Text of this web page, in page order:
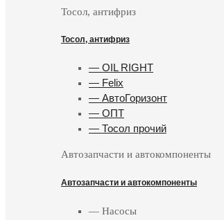
Тосол, антифриз
Тосол, антифриз
— OIL RIGHT
— Felix
— АвтоГоризонт
— ОПТ
— Тосол прочий
Автозапчасти и автокомпоненты
Автозапчасти и автокомпоненты
— Насосы